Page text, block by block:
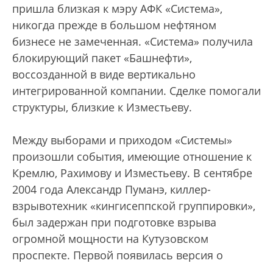
пришла близкая к мэру АФК «Система»,
никогда прежде в большом нефтяном
бизнесе не замеченная. «Система» получила
блокирующий пакет «Башнефти»,
воссозданной в виде вертикально
интегрированной компании. Сделке помогали
структуры, близкие к Изместьеву.
Между выборами и приходом «Системы»
произошли события, имеющие отношение к
Кремлю, Рахимову и Изместьеву. В сентябре
2004 года Александр Пуманэ, киллер-
взрывотехник «кингисеппской группировки»,
был задержан при подготовке взрыва
огромной мощности на Кутузовском
проспекте. Первой появилась версия о